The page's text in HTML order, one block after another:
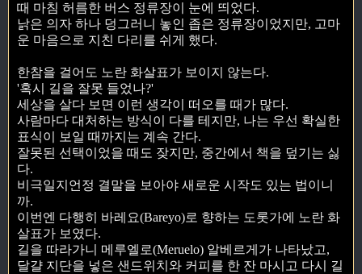
때 마침 허름한 버스 정류장이 눈에 띄었다.
낡은 의자 하나 덩그러니 놓인 좁은 정류장이었지만, 고마
운 마음으로 지친 다리를 쉬게 했다.
한참을 걸어도 노란 화살표가 보이지 않는다.
'혹시 길을 잘못 들었나?'
세상을 살다 보면 이런 생각이 떠오를 때가 많다.
사람마다 대처하는 방식이 다를 테지만, 나는 우선 확실한
표식이 보일 때까지는 계속 간다.
잘못된 선택이었을 때도 잦지만, 중간에서 책을 덮기는 싫
다.
비극일지언정 결말을 보아야 새로운 시작도 있는 법이니
까.
이번엔 다행히 바레요(Bareyo)로 향하는 도롯가에 노란 화
살표가 보였다.
길을 따라가니 메루엘로(Meruelo) 알베르게가 나타났고,
달걀 지단을 넣은 샌드위치와 커피를 한 잔 마시고 다시 길